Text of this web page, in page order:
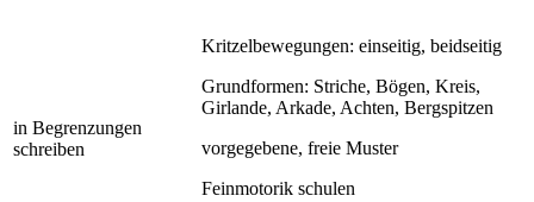
in Begrenzungen
schreiben
Kritzelbewegungen: einseitig, beidseitig
Grundformen: Striche, Bögen, Kreis,
Girlande, Arkade, Achten, Bergspitzen
vorgegebene, freie Muster
Feinmotorik schulen